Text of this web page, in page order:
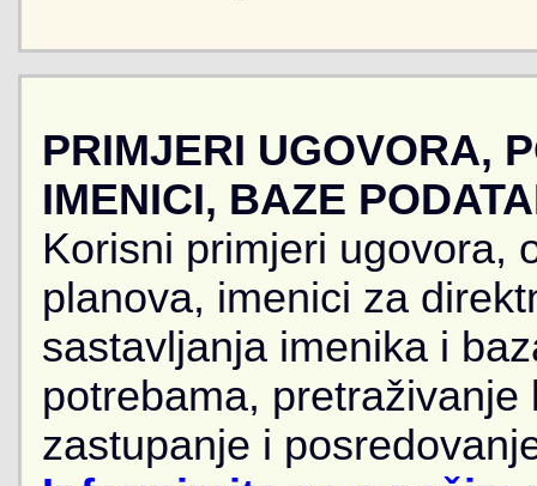
PRIMJERI UGOVORA,
IMENICI, BAZE
Korisni primjeri ugovora,
planova, imenici za
sastavljanja imenika i
potrebama,
zastupanje i